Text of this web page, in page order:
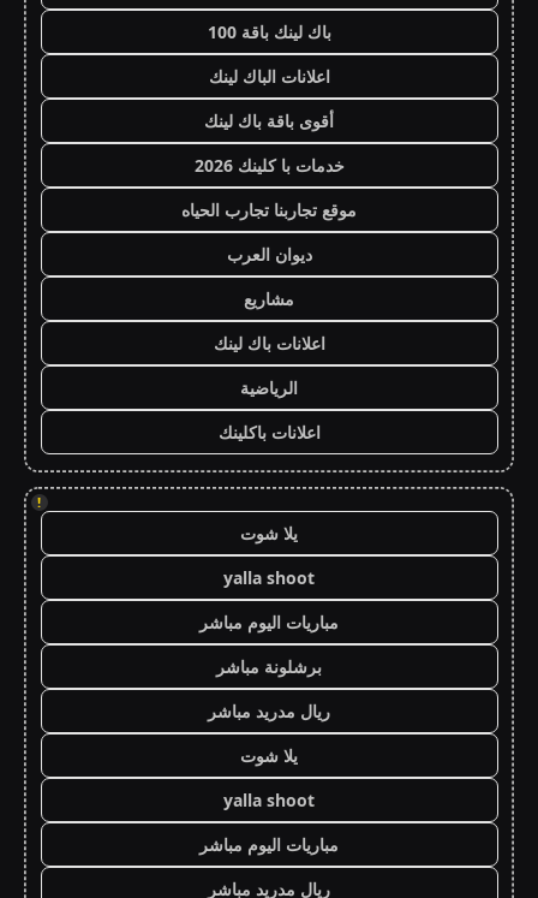
باك لينك باقة 100
اعلانات الباك لينك
أقوى باقة باك لينك
خدمات با كلينك 2026
موقع تجاربنا تجارب الحياه
ديوان العرب
مشاريع
اعلانات باك لينك
الرياضية
اعلانات باكلينك
!
يلا شوت
yalla shoot
مباريات اليوم مباشر
برشلونة مباشر
ريال مدريد مباشر
يلا شوت
yalla shoot
مباريات اليوم مباشر
ريال مدريد مباشر